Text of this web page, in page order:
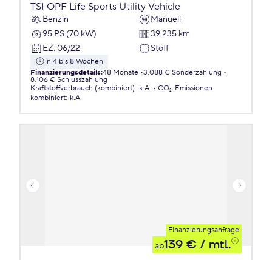
TSI OPF Life Sports Utility Vehicle
Benzin
Manuell
95 PS (70 kW)
39.235 km
EZ: 06/22 Stoff
in 4 bis 8 Wochen
Finanzierungsdetails:48 Monate 3.088 € Sonderzahlung
8.106 € Schlusszahlung
Kraftstoffverbrauch (kombiniert): k.A.
CO₂-Emissionen
kombiniert: k.A.
Finanzierungsanfrage
ab139 € / mtl.